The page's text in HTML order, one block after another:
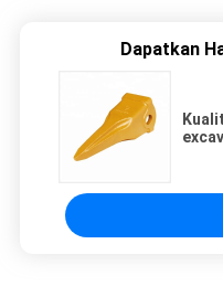
Dapatkan